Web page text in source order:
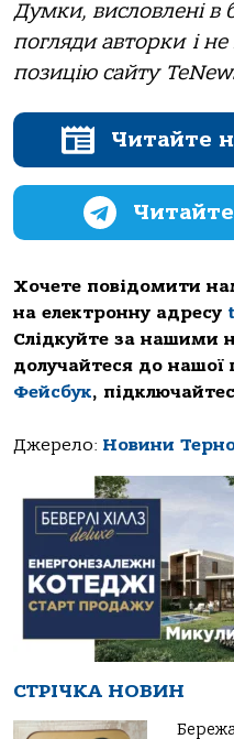
Думки, висловлені в
погляди авторки і
позицію сайту
Читайте
Хочете повідомити
на електронну адресу
Слідкуйте за нашими
долучайтеся до нашої
Фейсбук,
Джерело: Новини
СТРІЧКА НОВИН